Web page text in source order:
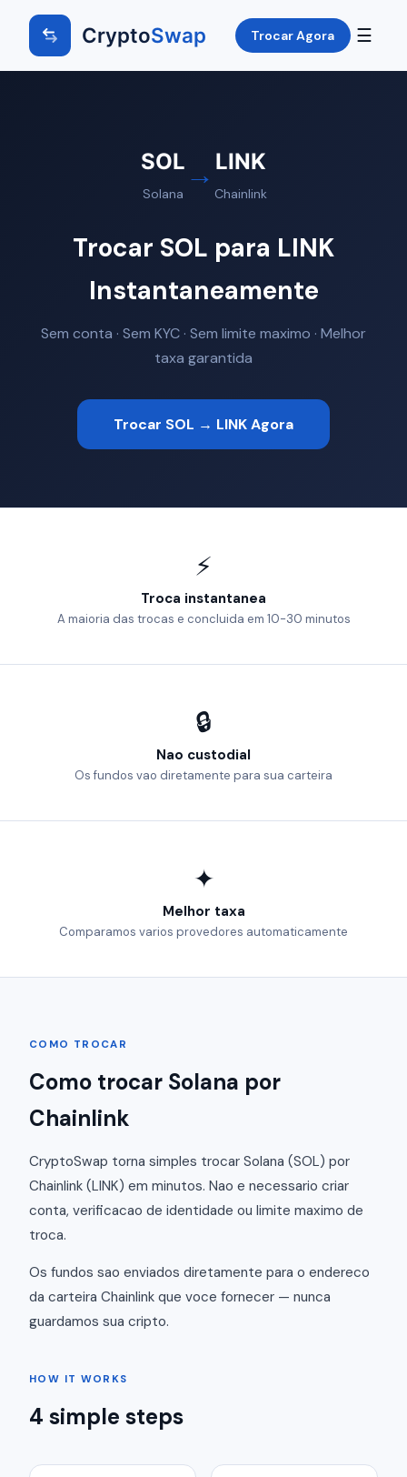
CryptoSwap Trocar Agora ☰
SOL
Solana
→ LINK
Chainlink
Trocar SOL para LINK
Instantaneamente
Sem conta · Sem KYC · Sem limite maximo · Melhor
taxa garantida
Trocar SOL → LINK Agora
⚡
Troca instantanea
A maioria das trocas e concluida em 10-30 minutos
🔒
Nao custodial
Os fundos vao diretamente para sua carteira
✦
Melhor taxa
Comparamos varios provedores automaticamente
COMO TROCAR
Como trocar Solana por
Chainlink
CryptoSwap torna simples trocar Solana (SOL) por
Chainlink (LINK) em minutos. Nao e necessario criar
conta, verificacao de identidade ou limite maximo de
troca.
Os fundos sao enviados diretamente para o endereco
da carteira Chainlink que voce fornecer — nunca
guardamos sua cripto.
HOW IT WORKS
4 simple steps